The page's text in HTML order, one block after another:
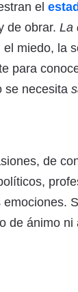
el
de obrar. La
miedo, la
para
se necesita
de
de ánimo